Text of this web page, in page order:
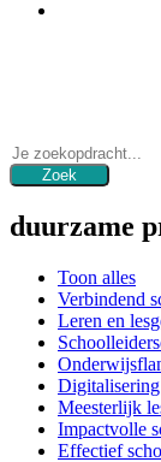
duurzame
Toon alles
Verbindend
Leren en
Digitalisering
Meesterlijk
Impactvolle
Effectief